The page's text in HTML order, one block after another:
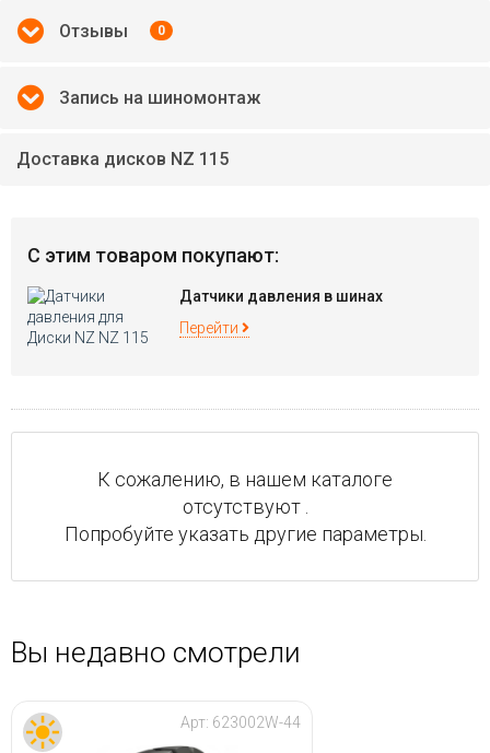
Отзывы 0
Запись на шиномонтаж
Доставка дисков NZ 115
С этим товаром покупают:
Датчики давления в шинах
Перейти
К сожалению, в нашем каталоге
отсутствуют .
Попробуйте указать другие параметры.
Вы недавно смотрели
Арт: 623002W-44